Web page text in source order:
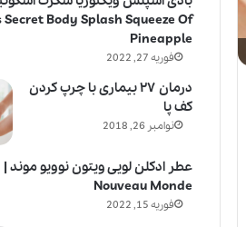
Secret Body Splash Squeeze Of
Pineapple
فوریه 27, 2022
درمان ۲۷ بیماری با چرپ کردن
کف پا
نوامبر 26, 2018
Nouveau Monde
فوریه 15, 2022